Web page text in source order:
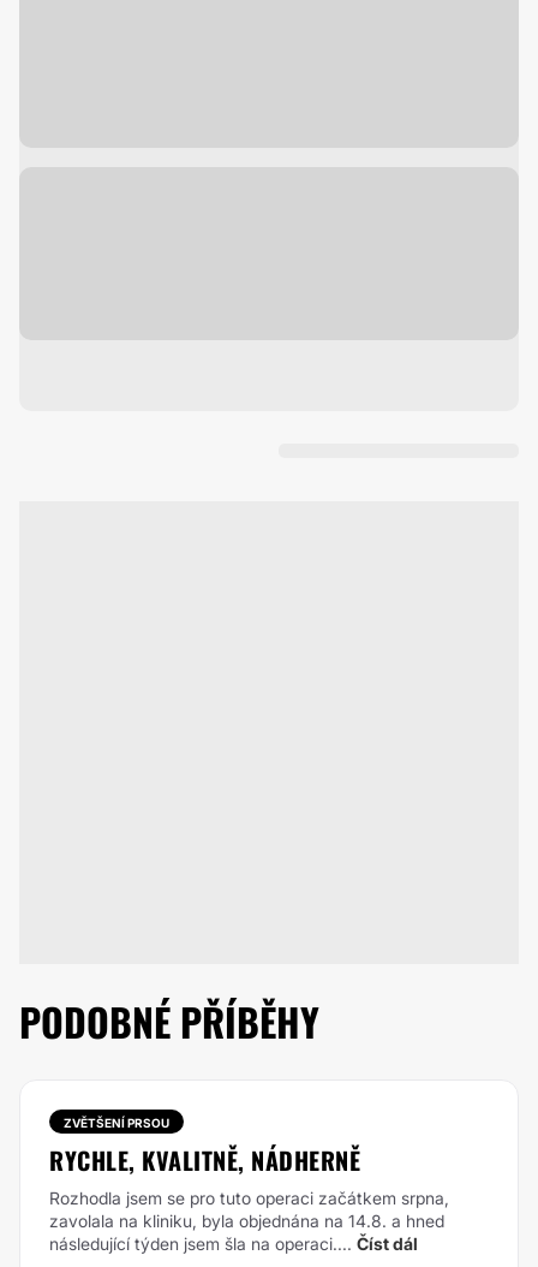
PODOBNÉ PŘÍBĚHY
ZVĚTŠENÍ PRSOU
RYCHLE, KVALITNĚ, NÁDHERNĚ
Rozhodla jsem se pro tuto operaci začátkem srpna,
zavolala na kliniku, byla objednána na 14.8. a hned
následující týden jsem šla na operaci.... Číst dál